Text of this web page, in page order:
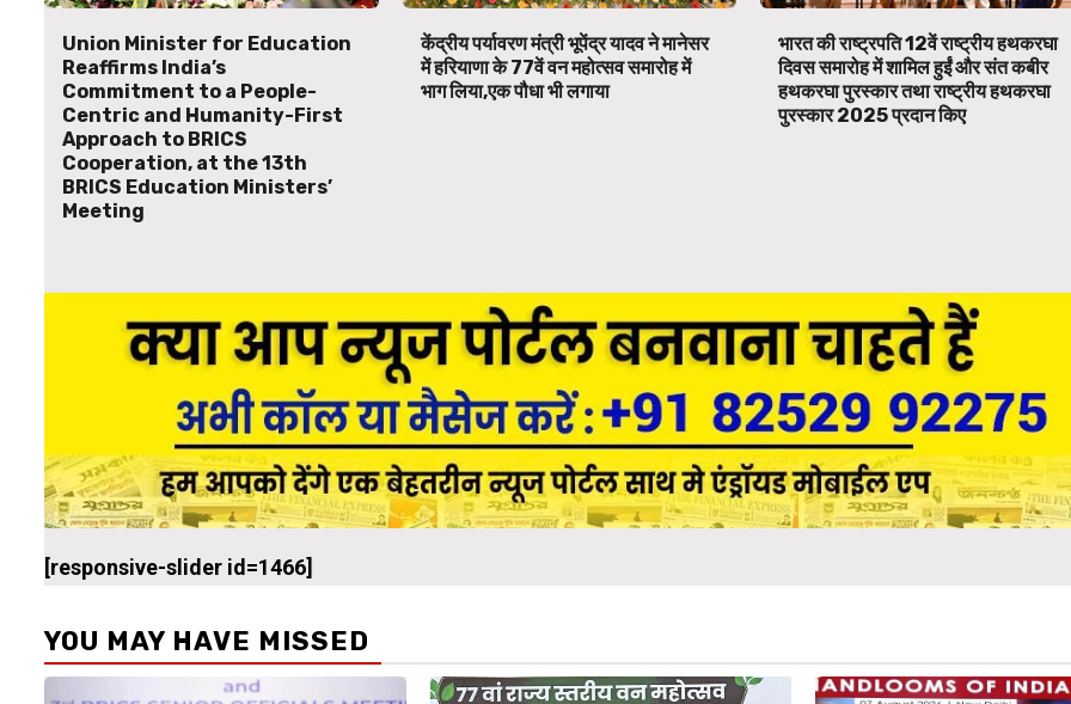
Union Minister for Education
Reaffirms India’s
Commitment to a People-
Centric and Humanity-First
Approach to BRICS
Cooperation, at the 13th
BRICS Education Ministers’
Meeting
केंद्रीय पर्यावरण मंत्री भूपेंद्र यादव ने मानेसर
में हरियाणा के 77वें वन महोत्सव समारोह में
भाग लिया,एक पौधा भी लगाया
भारत की राष्ट्रपति 12वें राष्ट्रीय हथकरघा
दिवस समारोह में शामिल हुईं और संत कबीर
हथकरघा पुरस्कार तथा राष्ट्रीय हथकरघा
पुरस्कार 2025 प्रदान किए
[responsive-slider id=1466]
YOU MAY HAVE MISSED